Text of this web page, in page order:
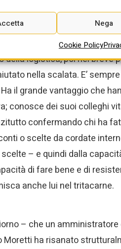
Nega
Cookie Policy
Ferrovie ai ferrovieri”
pubblici sono planati nel
potrà contare su una
della logistica, poi nel breve
nella scalata. E’
il grande vantaggio che
conosce dei suoi colleghi
confermando chi ha
o scelte da cordate
– e quindi dalla
di fare bene e di
anche lui nel tritacarne.
– che un
ha risanato